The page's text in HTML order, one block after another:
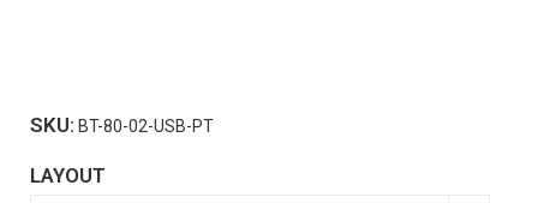
SKU: BT-80-02-USB-PT
LAYOUT